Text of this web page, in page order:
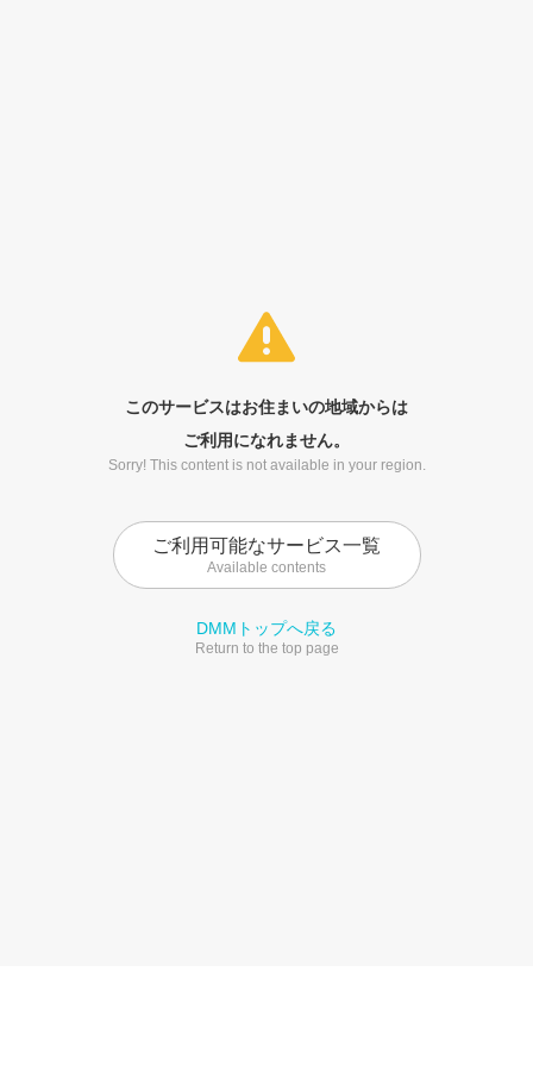
このサービスはお住まいの地域からは
ご利用になれません。
Sorry! This content is not available in your region.
ご利用可能なサービス一覧
Available contents
DMMトップへ戻る
Return to the top page